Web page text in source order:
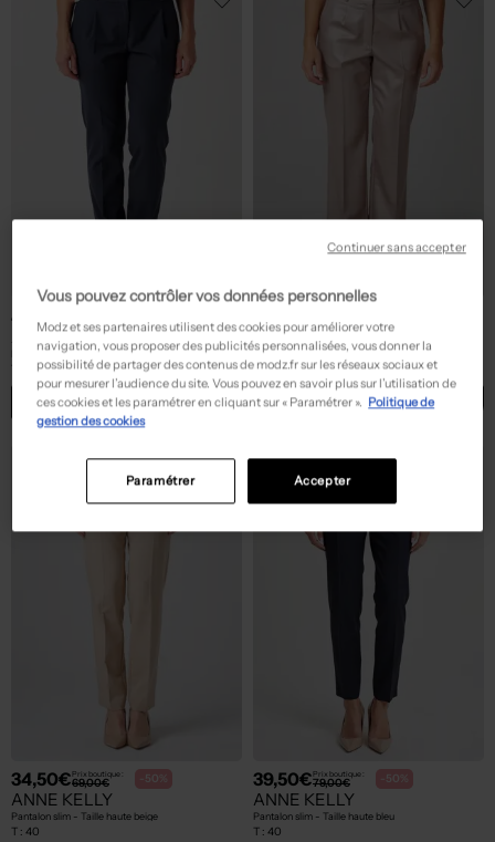
47,50€ 95,00€
ANNE KELLY
Pantalon slim - Taille haute bleu
40, 48, 50
ACHAT EXPRESS
42,50€ 85,00€
ANNE KELLY
Pantalon droit - Tissage crêpe beige
T :38, 48
ACHAT EXPRESS
34,50€Prix boutique :
69,00€ -50%
ANNE KELLY
Pantalon slim - Taille haute beige
T : 40
39,50€Prix boutique :
79,00€ -50%
ANNE KELLY
Pantalon slim - Taille haute bleu
T : 40
Vous pouvez contrôler vos données personnelles
Modz et ses partenaires utilisent des cookies pour améliorer votre
navigation, vous proposer des publicités personnalisées, vous donner la
possibilité de partager des contenus de modz.fr sur les réseaux sociaux et
pour mesurer l’audience du site. Vous pouvez en savoir plus sur l’utilisation de
ces cookies et les paramétrer en cliquant sur « Paramétrer ». Politique de
gestion des cookies
Accepter
Paramétrer
Continuer sans accepter